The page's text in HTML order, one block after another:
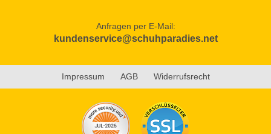
Anfragen per E-Mail:
kundenservice@schuhparadies.net
Impressum AGB Widerrufsrecht